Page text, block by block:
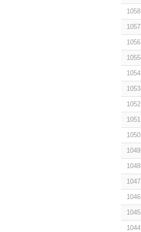
1058
1057
1056
1055
1054
1053
1052
1051
1050
1049
1048
1047
1046
1045
1044